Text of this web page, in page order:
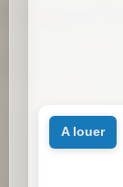
a louer